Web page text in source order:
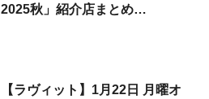
2025秋」紹介店まとめ
【ラヴィット】1月22日 月曜オ